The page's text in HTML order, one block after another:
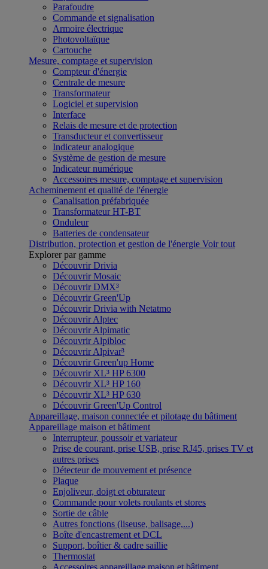
Parafoudre
Commande et signalisation
Armoire électrique
Photovoltaïque
Cartouche
Mesure, comptage et supervision
Compteur d'énergie
Centrale de mesure
Transformateur
Logiciel et supervision
Interface
Relais de mesure et de protection
Transducteur et convertisseur
Indicateur analogique
Système de gestion de mesure
Indicateur numérique
Accessoires mesure, comptage et supervision
Acheminement et qualité de l'énergie
Canalisation préfabriquée
Transformateur HT-BT
Onduleur
Batteries de condensateur
Distribution, protection et gestion de l'énergie Voir tout
Explorer par gamme
Découvrir Drivia
Découvrir Mosaic
Découvrir DMX³
Découvrir Green'Up
Découvrir Drivia with Netatmo
Découvrir Alptec
Découvrir Alpimatic
Découvrir Alpibloc
Découvrir Alpivar³
Découvrir Green'up Home
Découvrir XL³ HP 6300
Découvrir XL³ HP 160
Découvrir XL³ HP 630
Découvrir Green'Up Control
Appareillage, maison connectée et pilotage du bâtiment
Appareillage maison et bâtiment
Interrupteur, poussoir et variateur
Prise de courant, prise USB, prise RJ45, prises TV et
autres prises
Détecteur de mouvement et présence
Plaque
Enjoliveur, doigt et obturateur
Commande pour volets roulants et stores
Sortie de câble
Autres fonctions (liseuse, balisage,...)
Boîte d'encastrement et DCL
Support, boîtier & cadre saillie
Thermostat
Accessoires appareillage maison et bâtiment